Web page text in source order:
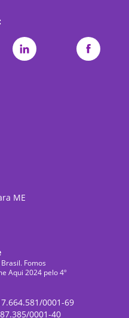
ME
Fomos
Aqui 2024 pelo 4º
0001-69
0001-40